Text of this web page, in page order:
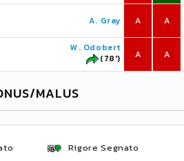
A. Gray A
W. Odobert
(78')
A
A
A
MALUS
Rigore Segnato